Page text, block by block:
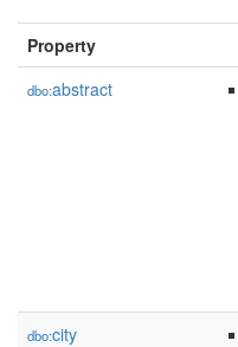
Property
dbo:abstract
dbo:city